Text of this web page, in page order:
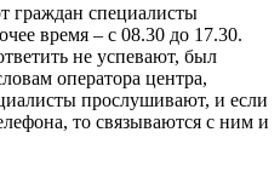
граждан специалисты
время – с 08.30 до 17.30.
не успевают, был
оператора центра,
прослушивают, и если
то связываются с ним и